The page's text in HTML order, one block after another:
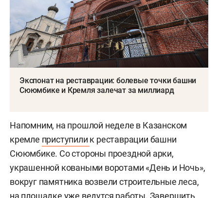
Экспонат на реставрации: болевые точки башни
Сююмбике и Кремля залечат за миллиард
Напомним, на прошлой неделе в Казанском
кремле приступили к реставрации башни
Сююмбике. Со стороны проездной арки,
украшенной коваными воротами «День и Ночь»,
вокруг памятника возвели строительные леса,
на площадке уже ведутся работы. Завершить